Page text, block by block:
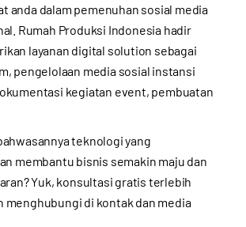
anda dalam pemenuhan sosial media
Rumah Produksi Indonesia hadir
layanan digital solution sebagai
pengelolaan media sosial instansi
kegiatan event, pembuatan
teknologi yang
membantu bisnis semakin maju dan
Yuk, konsultasi gratis terlebih
menghubungi di kontak dan media